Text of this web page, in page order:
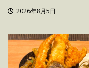
2026年8月5日